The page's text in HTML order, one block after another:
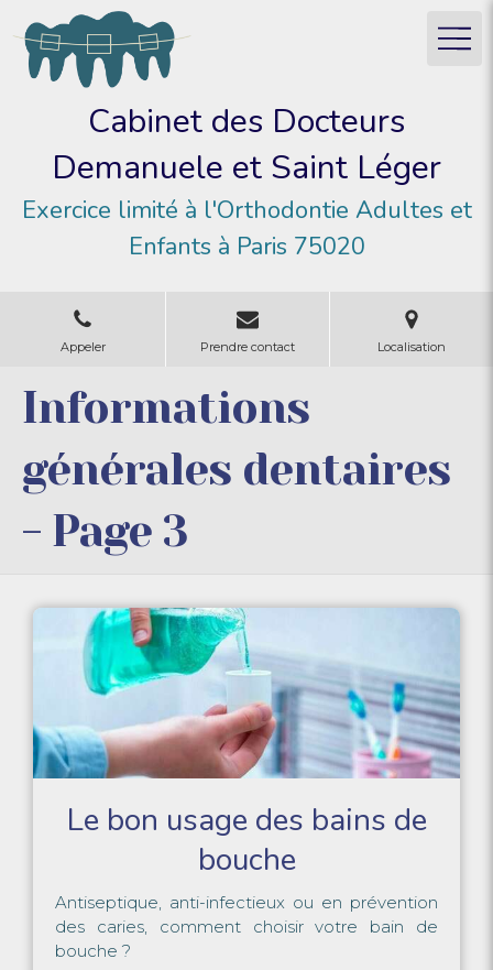
Cabinet des Docteurs
Demanuele et Saint Léger
Exercice limité à l'Orthodontie Adultes et
Enfants à Paris 75020
Appeler Prendre contact Localisation
Informations
générales dentaires
- Page 3
Le bon usage des bains de
bouche
Antiseptique, anti-infectieux ou en prévention
des caries, comment choisir votre bain de
bouche ?